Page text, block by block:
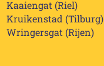
Kaaiengat (Riel)
Kruikenstad (Tilburg)
Wringersgat (Rijen)